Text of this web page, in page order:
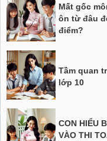
Mất gốc
ôn từ đâu
điểm?
Tầm quan
lớp 10
CON HIỂU
VÀO THI